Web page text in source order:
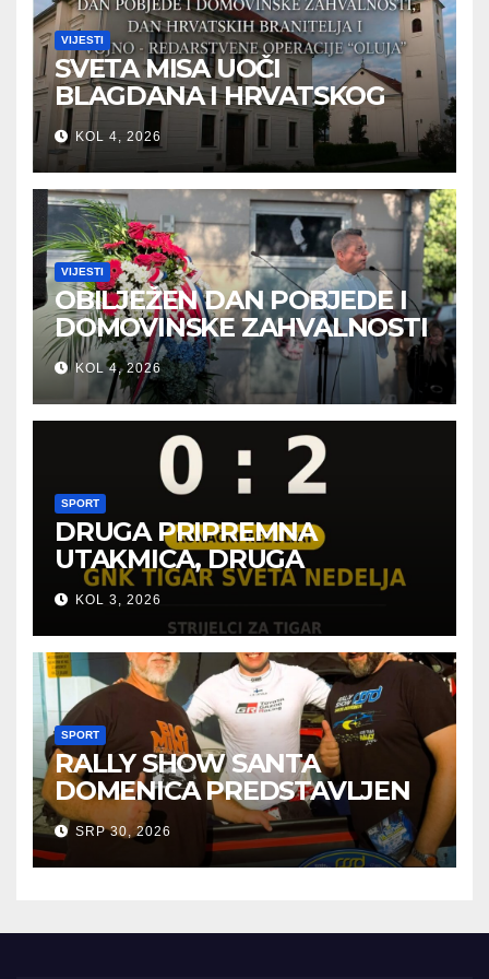
VIJESTI
SVETA MISA UOČI
BLAGDANA I HRVATSKOG
PRAZNIKA SLOBODE
KOL 4, 2026
VIJESTI
OBILJEŽEN DAN POBJEDE I
DOMOVINSKE ZAHVALNOSTI
U SVETOJ NEDELJI
KOL 4, 2026
SPORT
DRUGA PRIPREMNA
UTAKMICA, DRUGA
POBJEDA ZA TIGROVE
KOL 3, 2026
SPORT
RALLY SHOW SANTA
DOMENICA PREDSTAVLJEN
U AUSTRIJI
SRP 30, 2026